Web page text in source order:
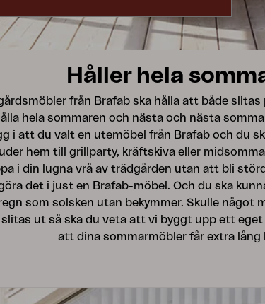
Håller hela
från Brafab ska hålla att både
hela sommaren och nästa och nästa
i att du valt en utemöbel från Brafab och du
hem till grillparty, kräftskiva eller
i din lugna vrå av trädgården utan att bli
det i just en Brafab-möbel. Och du ska
som solsken utan bekymmer. Skulle något
slitas ut så ska du veta att vi byggt upp ett
att dina sommarmöbler får extra lång